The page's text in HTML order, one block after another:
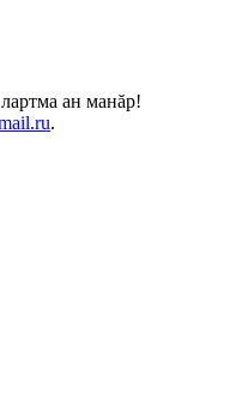
ан манăр!
.